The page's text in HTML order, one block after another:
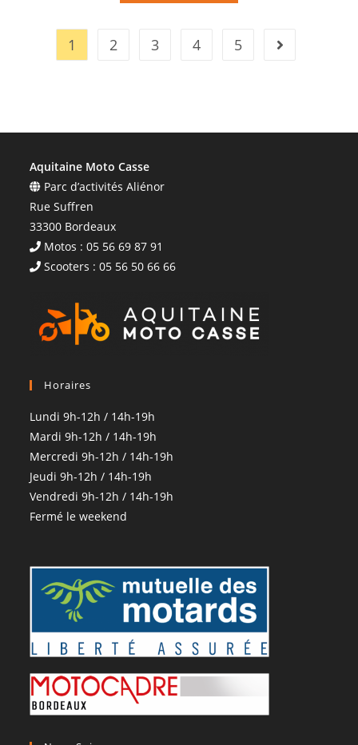
1 2 3 4 5
Aquitaine Moto Casse
Parc d’activités Aliénor
Rue Suffren
33300 Bordeaux
Motos : 05 56 69 87 91
Scooters : 05 56 50 66 66
Horaires
Lundi 9h-12h / 14h-19h
Mardi 9h-12h / 14h-19h
Mercredi 9h-12h / 14h-19h
Jeudi 9h-12h / 14h-19h
Vendredi 9h-12h / 14h-19h
Fermé le weekend